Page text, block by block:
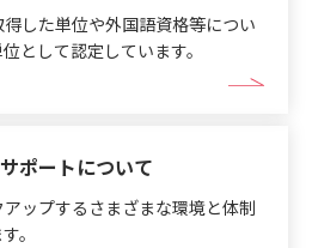
した単位や外国語資格等につい
として認定しています。
ポートについて
ップするさまざまな環境と体制
。